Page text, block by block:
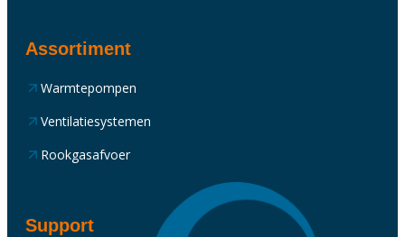
Assortiment
Warmtepompen
Ventilatiesystemen
Rookgasafvoer
Support